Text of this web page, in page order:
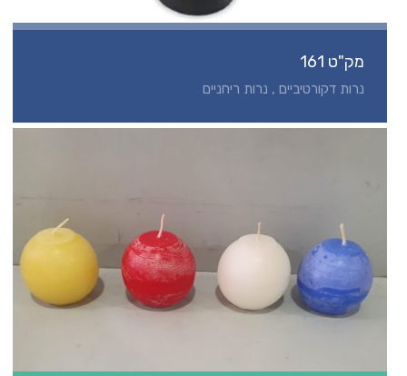
מק"ט 161
נרות דקורטיביים , נרות ריחניים